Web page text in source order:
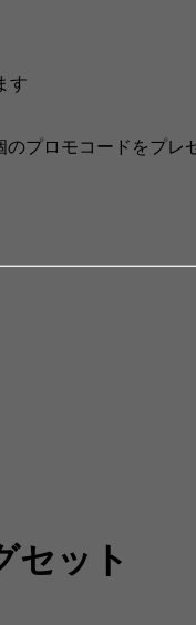
す
のプロモコードをプレ
セット